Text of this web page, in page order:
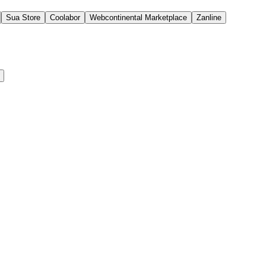
Sua Store Coolabor Webcontinental Marketplace Zanline